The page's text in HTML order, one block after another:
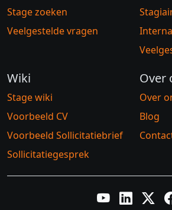
Stage zoeken
Veelgestelde vragen
Wiki
Stage wiki
Voorbeeld CV
Voorbeeld Sollicitatiebrief
Sollicitatiegesprek
Over
Over
Blog
YouTubeLinkedIn